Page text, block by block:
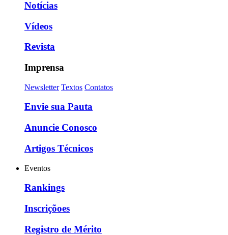
Notícias
Vídeos
Revista
Imprensa
Newsletter Textos Contatos
Envie sua Pauta
Anuncie Conosco
Artigos Técnicos
Eventos
Rankings
Inscriçõoes
Registro de Mérito